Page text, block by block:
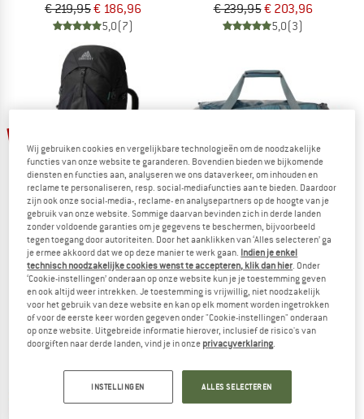
€ 219,95€ 186,96
5,0(7)
€ 239,95€ 203,96
5,0(3)
GREGORY
Stout 55 EU
Trekkingrugzak
€ 209,95€ 178,46
5,0(2)
GREGORY
Alpaca 40
Reistas
€ 139,95€ 118,96
5,0 (1)
Wij gebruiken cookies en vergelijkbare technologieën om de noodzakelijke
functies van onze website te garanderen. Bovendien bieden we bijkomende
diensten en functies aan, analyseren we ons dataverkeer, om inhouden en
reclame te personaliseren, resp. social-mediafuncties aan te bieden. Daardoor
zijn ook onze social-media-, reclame- en analysepartners op de hoogte van je
gebruik van onze website. Sommige daarvan bevinden zich in derde landen
zonder voldoende garanties om je gegevens te beschermen, bijvoorbeeld
tegen toegang door autoriteiten. Door het aanklikken van ‘Alles selecteren’ ga
je ermee akkoord dat we op deze manier te werk gaan. Indien je enkel
technisch noodzakelijke cookies wenst te accepteren, klik dan hier. Onder
‘Cookie-instellingen’ onderaan op onze website kun je je toestemming geven
en ook altijd weer intrekken. Je toestemming is vrijwillig, niet noodzakelijk
voor het gebruik van deze website en kan op elk moment worden ingetrokken
of voor de eerste keer worden gegeven onder "Cookie-instellingen" onderaan
op onze website. Uitgebreide informatie hierover, inclusief de risico's van
doorgiften naar derde landen, vind je in onze privacyverklaring.
INSTELLINGEN ALLES SELECTEREN